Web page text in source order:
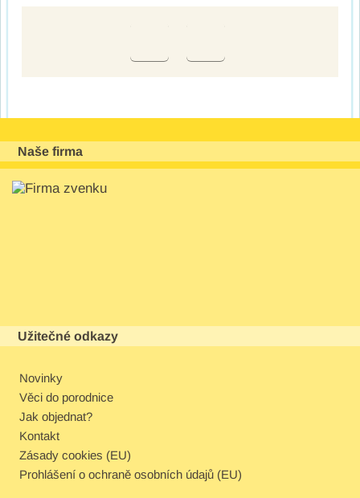
Naše firma
Užitečné odkazy
Novinky
Věci do porodnice
Jak objednat?
Kontakt
Zásady cookies (EU)
Prohlášení o ochraně osobních údajů (EU)